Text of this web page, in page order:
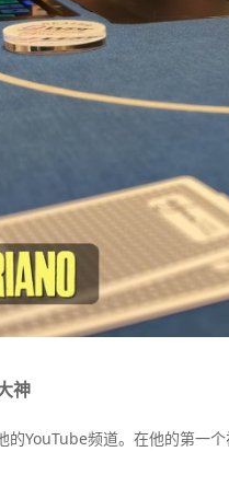
神
YouTube频道。在他的第一